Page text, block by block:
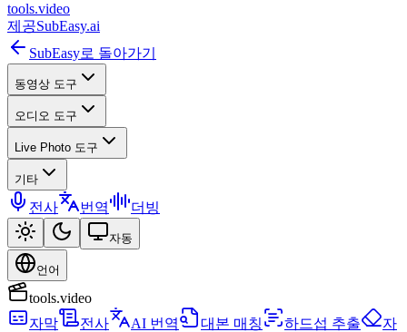
tools.video
제공SubEasy.ai
SubEasy로 돌아가기
동영상 도구
오디오 도구
Live Photo 도구
기타
전사 번역 더빙
자동
언어
tools.video
자막
전사 AI 번역 대본 매칭 하드섭 추출
자